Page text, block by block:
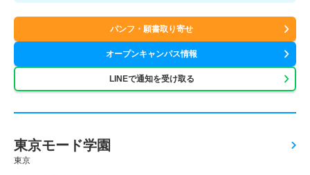
パンフ・願書取り寄せ
オープンキャンパス情報
LINEで通知を受け取る
東京モード学園
東京